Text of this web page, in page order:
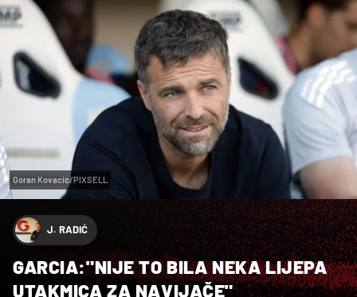
Goran Kovacic/PIXSELL
J. RADIĆ
GARCIA:"NIJE TO BILA NEKA LIJEPA
UTAKMICA ZA NAVIJAČE"